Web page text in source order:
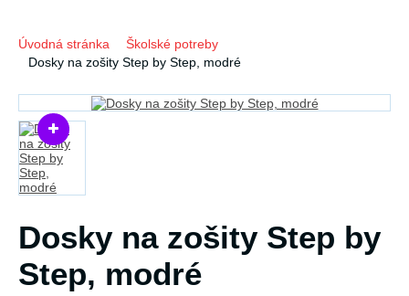
Úvodná stránka
Školské potreby
Dosky na zošity Step by Step, modré
Dosky na zošity Step by
Step, modré